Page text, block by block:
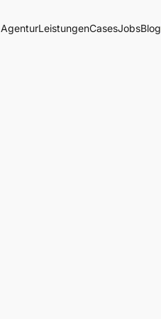
AgenturLeistungenCasesJobsBlog